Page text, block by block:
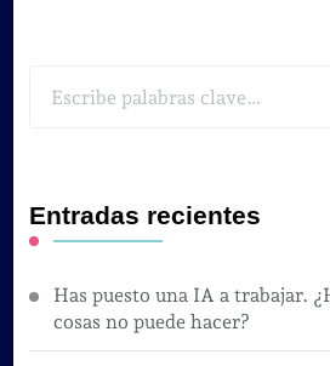
Entradas recientes
Has puesto una IA a trabajar.
cosas no puede hacer?